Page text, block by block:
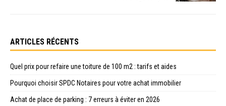
ARTICLES RÉCENTS
Quel prix pour refaire une toiture de 100 m2 : tarifs et aides
Pourquoi choisir SPDC Notaires pour votre achat immobilier
Achat de place de parking : 7 erreurs à éviter en 2026